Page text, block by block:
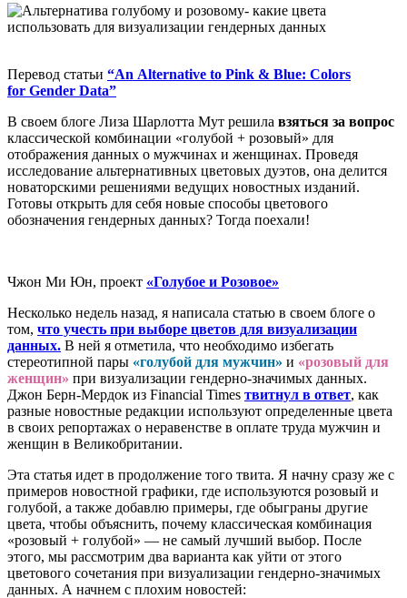
Перевод статьи “An Alternative to Pink & Blue: Colors
for Gender Data”
В своем блоге Лиза Шарлотта Мут решила взяться за вопрос
классической комбинации «голубой + розовый» для
отображения данных о мужчинах и женщинах. Проведя
исследование альтернативных цветовых дуэтов, она делится
новаторскими решениями ведущих новостных изданий.
Готовы открыть для себя новые способы цветового
обозначения гендерных данных? Тогда поехали!
Чжон Ми Юн, проект «Голубое и Розовое»
Несколько недель назад, я написала статью в своем блоге о
том, что учесть при выборе цветов для визуализации
данных. В ней я отметила, что необходимо избегать
стереотипной пары «голубой для мужчин» и «розовый для
женщин» при визуализации гендерно-значимых данных.
Джон Берн-Мердок из Financial Times твитнул в ответ, как
разные новостные редакции используют определенные цвета
в своих репортажах о неравенстве в оплате труда мужчин и
женщин в Великобритании.
Эта статья идет в продолжение того твита. Я начну сразу же с
примеров новостной графики, где используются розовый и
голубой, а также добавлю примеры, где обыграны другие
цвета, чтобы объяснить, почему классическая комбинация
«розовый + голубой» — не самый лучший выбор. После
этого, мы рассмотрим два варианта как уйти от этого
цветового сочетания при визуализации гендерно-значимых
данных. А начнем с плохим новостей: